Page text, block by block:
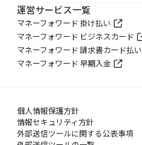
運営サービス一覧
マネーフォワード 掛け払い
マネーフォワード ビジネスカード
マネーフォワード 請求書カード払い
マネーフォワード 早期入金
個人情報保護方針
情報セキュリティ方針
外部送信ツールに関する公表事項